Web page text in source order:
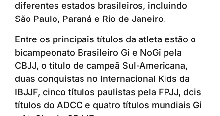
diferentes estados brasileiros, incluindo
São Paulo, Paraná e Rio de Janeiro.
Entre os principais títulos da atleta estão o
bicampeonato Brasileiro Gi e NoGi pela
CBJJ, o título de campeã Sul-Americana,
duas conquistas no Internacional Kids da
IBJJF, cinco títulos paulistas pela FPJJ, dois
títulos do ADCC e quatro títulos mundiais Gi